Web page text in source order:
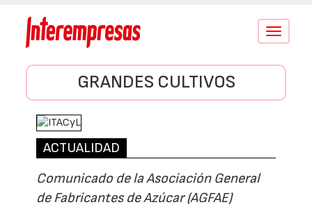
Conmutar
GRANDES CULTIVOS
ACTUALIDAD
Comunicado de la Asociación General
de Fabricantes de Azúcar (AGFAE)